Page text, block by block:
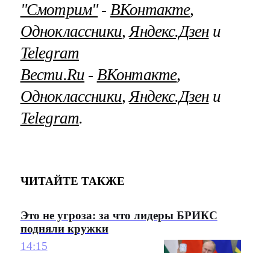
"Смотрим"‐ ВКонтакте,
Одноклассники,Яндекс.Дзени
Telegram
Вести.Ru ‐ ВКонтакте,
Одноклассники,Яндекс.Дзени
Telegram.
ЧИТАЙТЕ ТАКЖЕ
Это не угроза: за что лидеры БРИКС
подняли кружки
14:15